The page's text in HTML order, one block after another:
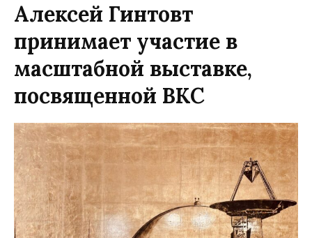
Алексей Гинтовт
принимает участие в
масштабной выставке,
посвященной ВКС